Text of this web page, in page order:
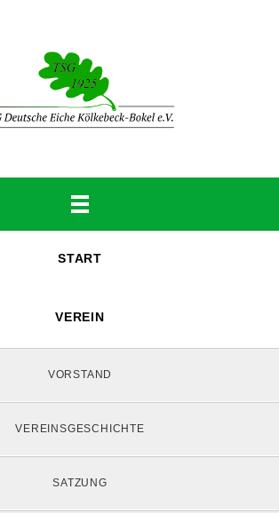
START
VEREIN
VORSTAND
VEREINSGESCHICHTE
SATZUNG